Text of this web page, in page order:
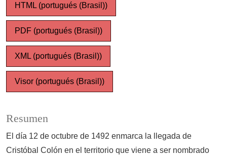
HTML (portugués (Brasil))
PDF (portugués (Brasil))
XML (portugués (Brasil))
Visor (portugués (Brasil))
Resumen
El día 12 de octubre de 1492 enmarca la llegada de
Cristóbal Colón en el territorio que viene a ser nombrado